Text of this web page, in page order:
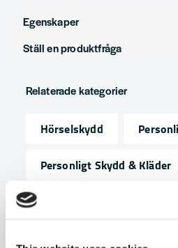
Egenskaper
Produkttyp
Ställ en produktfråga
Fråga oss något om denna
Namn
email
Relaterade kategorier
Hörselskydd
Personligt Skydd & Kläder